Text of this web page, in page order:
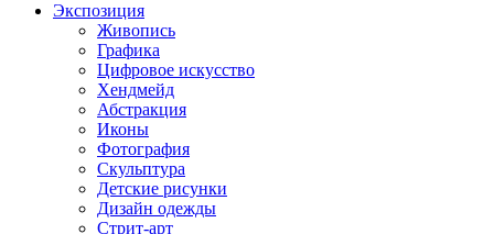
Экспозиция
Живопись
Графика
Цифровое искусство
Хендмейд
Абстракция
Иконы
Фотография
Скульптура
Детские рисунки
Дизайн одежды
Стрит-арт